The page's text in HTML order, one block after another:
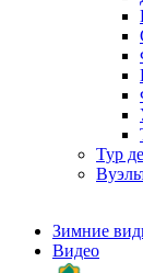
Тур
Зимние
Видео